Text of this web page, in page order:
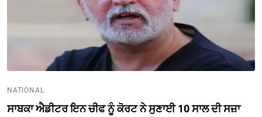
NATIONAL
ਸਾਬਕਾ ਐਡੀਟਰ ਇਨ ਚੀਫ ਨੂੰ ਕੋਰਟ ਨੇ ਸੁਣਾਈ 10 ਸਾਲ ਦੀ ਸਜ਼ਾ